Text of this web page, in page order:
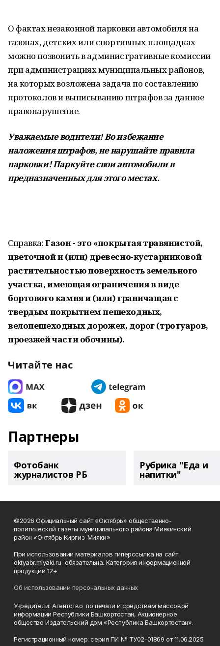
О фактах незаконной парковки автомобиля на
газонах, детских или спортивных площадках
можно позвонить в административные комиссии
при администрациях муниципальных районов,
на которых возложена задача по составлению
протоколов и выписыванию штрафов за данное
правонарушение.
Уважаемые водители! Во избежание
наложения штрафов, не нарушайтеправила
парковки! Паркуйте свои автомобили в
предназначенных для этого местах.
Справка:Газон - это «покрытая травянистой,
цветочной и (или) древесно-кустарниковой
растительностью поверхность земельного
участка, имеющая ограничения в виде
бортового камня и (или) граничащая с
твердым покрытием пешеходных,
велопешеходных дорожек, дорог (тротуаров,
проезжей части обочины).
Читайте нас
Партнеры
Фотобанк
журналистов РБ
Рубрика "Еда и
напитки"
©2026 Официальный сайт «Октябрь» общественно-
политической газеты муниципального района Миякинский
район «Октябрь Киргиз-Мияки»
При использовании материалов гиперссылка на сайт
oktyabr.miyaki.ru обязательна. Категория информационной
продукции 12+
Об использовании персональных данных
Учредители: Агентство по печати и средствам массовой
информации Республики Башкортостан, Акционерное
общество Издательский дом «Республика Башкортостан».
Регистрационный номер: серия ПИ № ТУ02-01869 от 11.06.2025